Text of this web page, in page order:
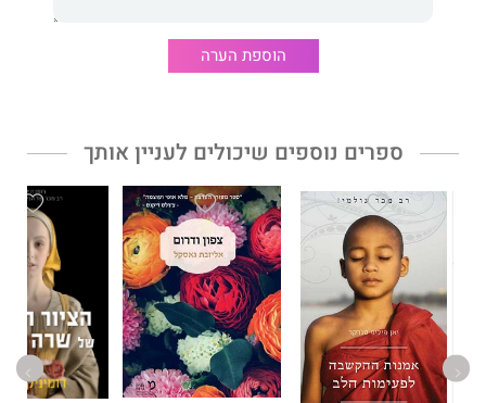
"רומן מלא הומור ודמיון, עם טוויסט מפתיע בסופו."
הוספת הערה
ספרים נוספים שיכולים לעניין אותך